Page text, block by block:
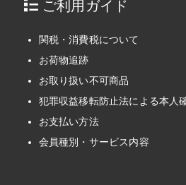
ご利用ガイド
関税・消費税について
お荷物追跡
お取り扱い不可商品
犯罪収益移転防止法による本人
お支払い方法
会員種別・サービス内容